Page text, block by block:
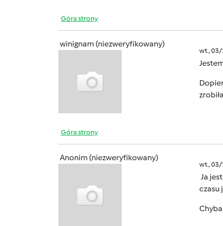
Góra strony
winignam (niezweryfikowany)
wt.,
Góra strony
Anonim (niezweryfikowany)
wt.,
Ja
czasu